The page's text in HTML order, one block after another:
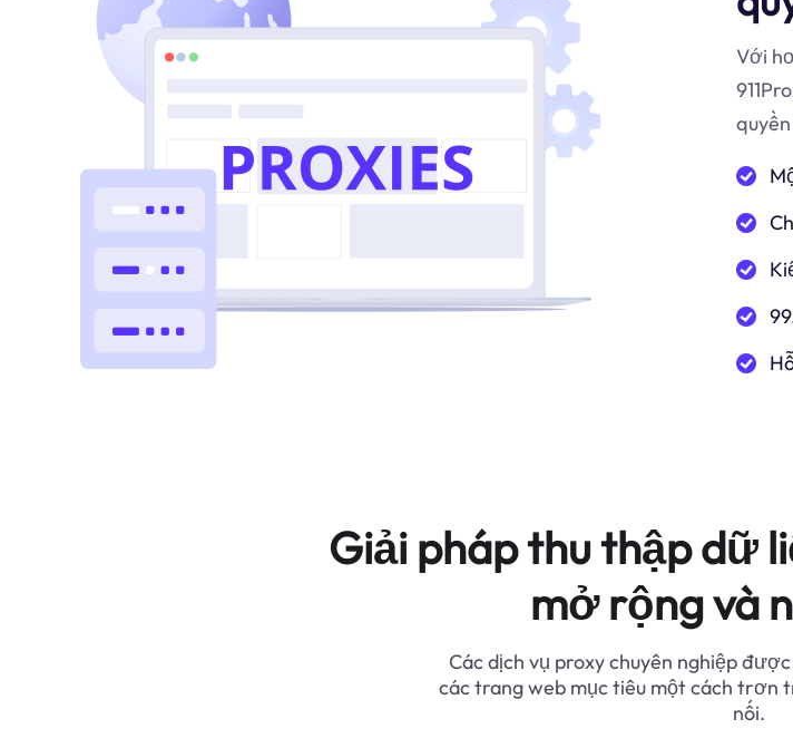
Với
Giải pháp thu thập dữ
mở rộng và
Các dịch vụ proxy chuyên nghiệp
các trang web mục tiêu một cách trơn
nối.